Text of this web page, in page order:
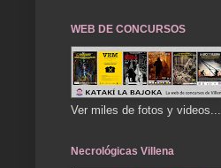
WEB DE CONCURSOS
Ver miles de fotos y videos...
Necrológicas Villena